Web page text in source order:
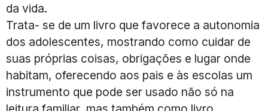
da vida.
Trata- se de um livro que favorece a autonomia
dos adolescentes, mostrando como cuidar de
suas próprias coisas, obrigações e lugar onde
habitam, oferecendo aos pais e às escolas um
instrumento que pode ser usado não só na